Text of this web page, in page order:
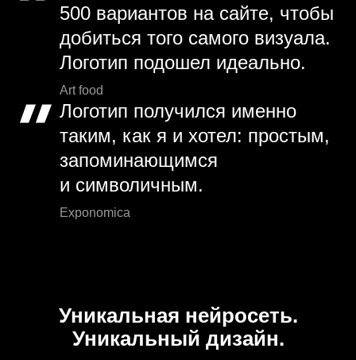
500 вариантов на сайте, чтобы
добиться того самого визуала.
Логотип подошел идеально.
Art food
Логотип получился именно
таким, как я и хотел: простым,
запоминающимся
и символичным.
Exponomica
Уникальная нейросеть.
Уникальный дизайн.